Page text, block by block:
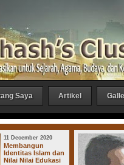
Saya Artikel
2020
Islam dan
Nilai Edukasi